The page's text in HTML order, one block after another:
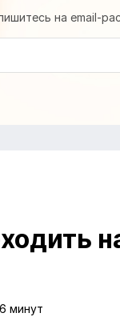
на email-
6 минут